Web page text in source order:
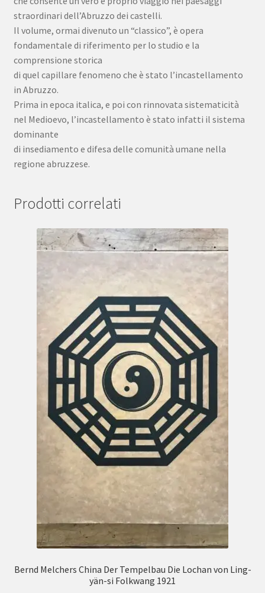
straordinari dell’Abruzzo dei castelli.
Il volume, ormai divenuto un “classico”, è opera
fondamentale di riferimento per lo studio e la
comprensione storica
di quel capillare fenomeno che è stato l’incastellamento
in Abruzzo.
Prima in epoca italica, e poi con rinnovata sistematicità
nel Medioevo, l’incastellamento è stato infatti il sistema
dominante
di insediamento e difesa delle comunità umane nella
regione abruzzese.
Prodotti correlati
Bernd Melchers China Der Tempelbau Die Lochan von Ling-
yän-si Folkwang 1921